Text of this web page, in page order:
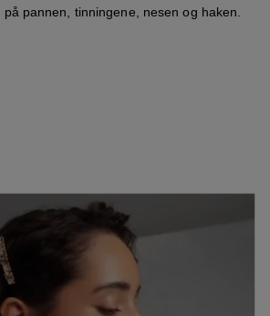
pannen, tinningene, nesen og haken.